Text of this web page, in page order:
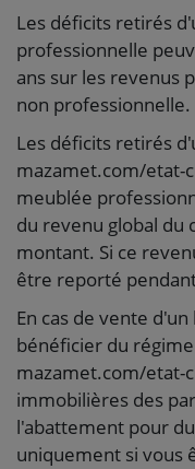
Les déficits retirés
professionnelle
ans sur les revenus
non professionnelle.
Les déficits retirés
mazamet.com/etat-
meublée
du revenu global du
montant. Si ce
être reporté
En cas de vente
bénéficier du
mazamet.com/etat-
immobilières des
l'abattement pour
uniquement si vous